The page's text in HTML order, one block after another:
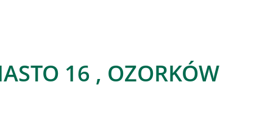
16 , OZORKÓW